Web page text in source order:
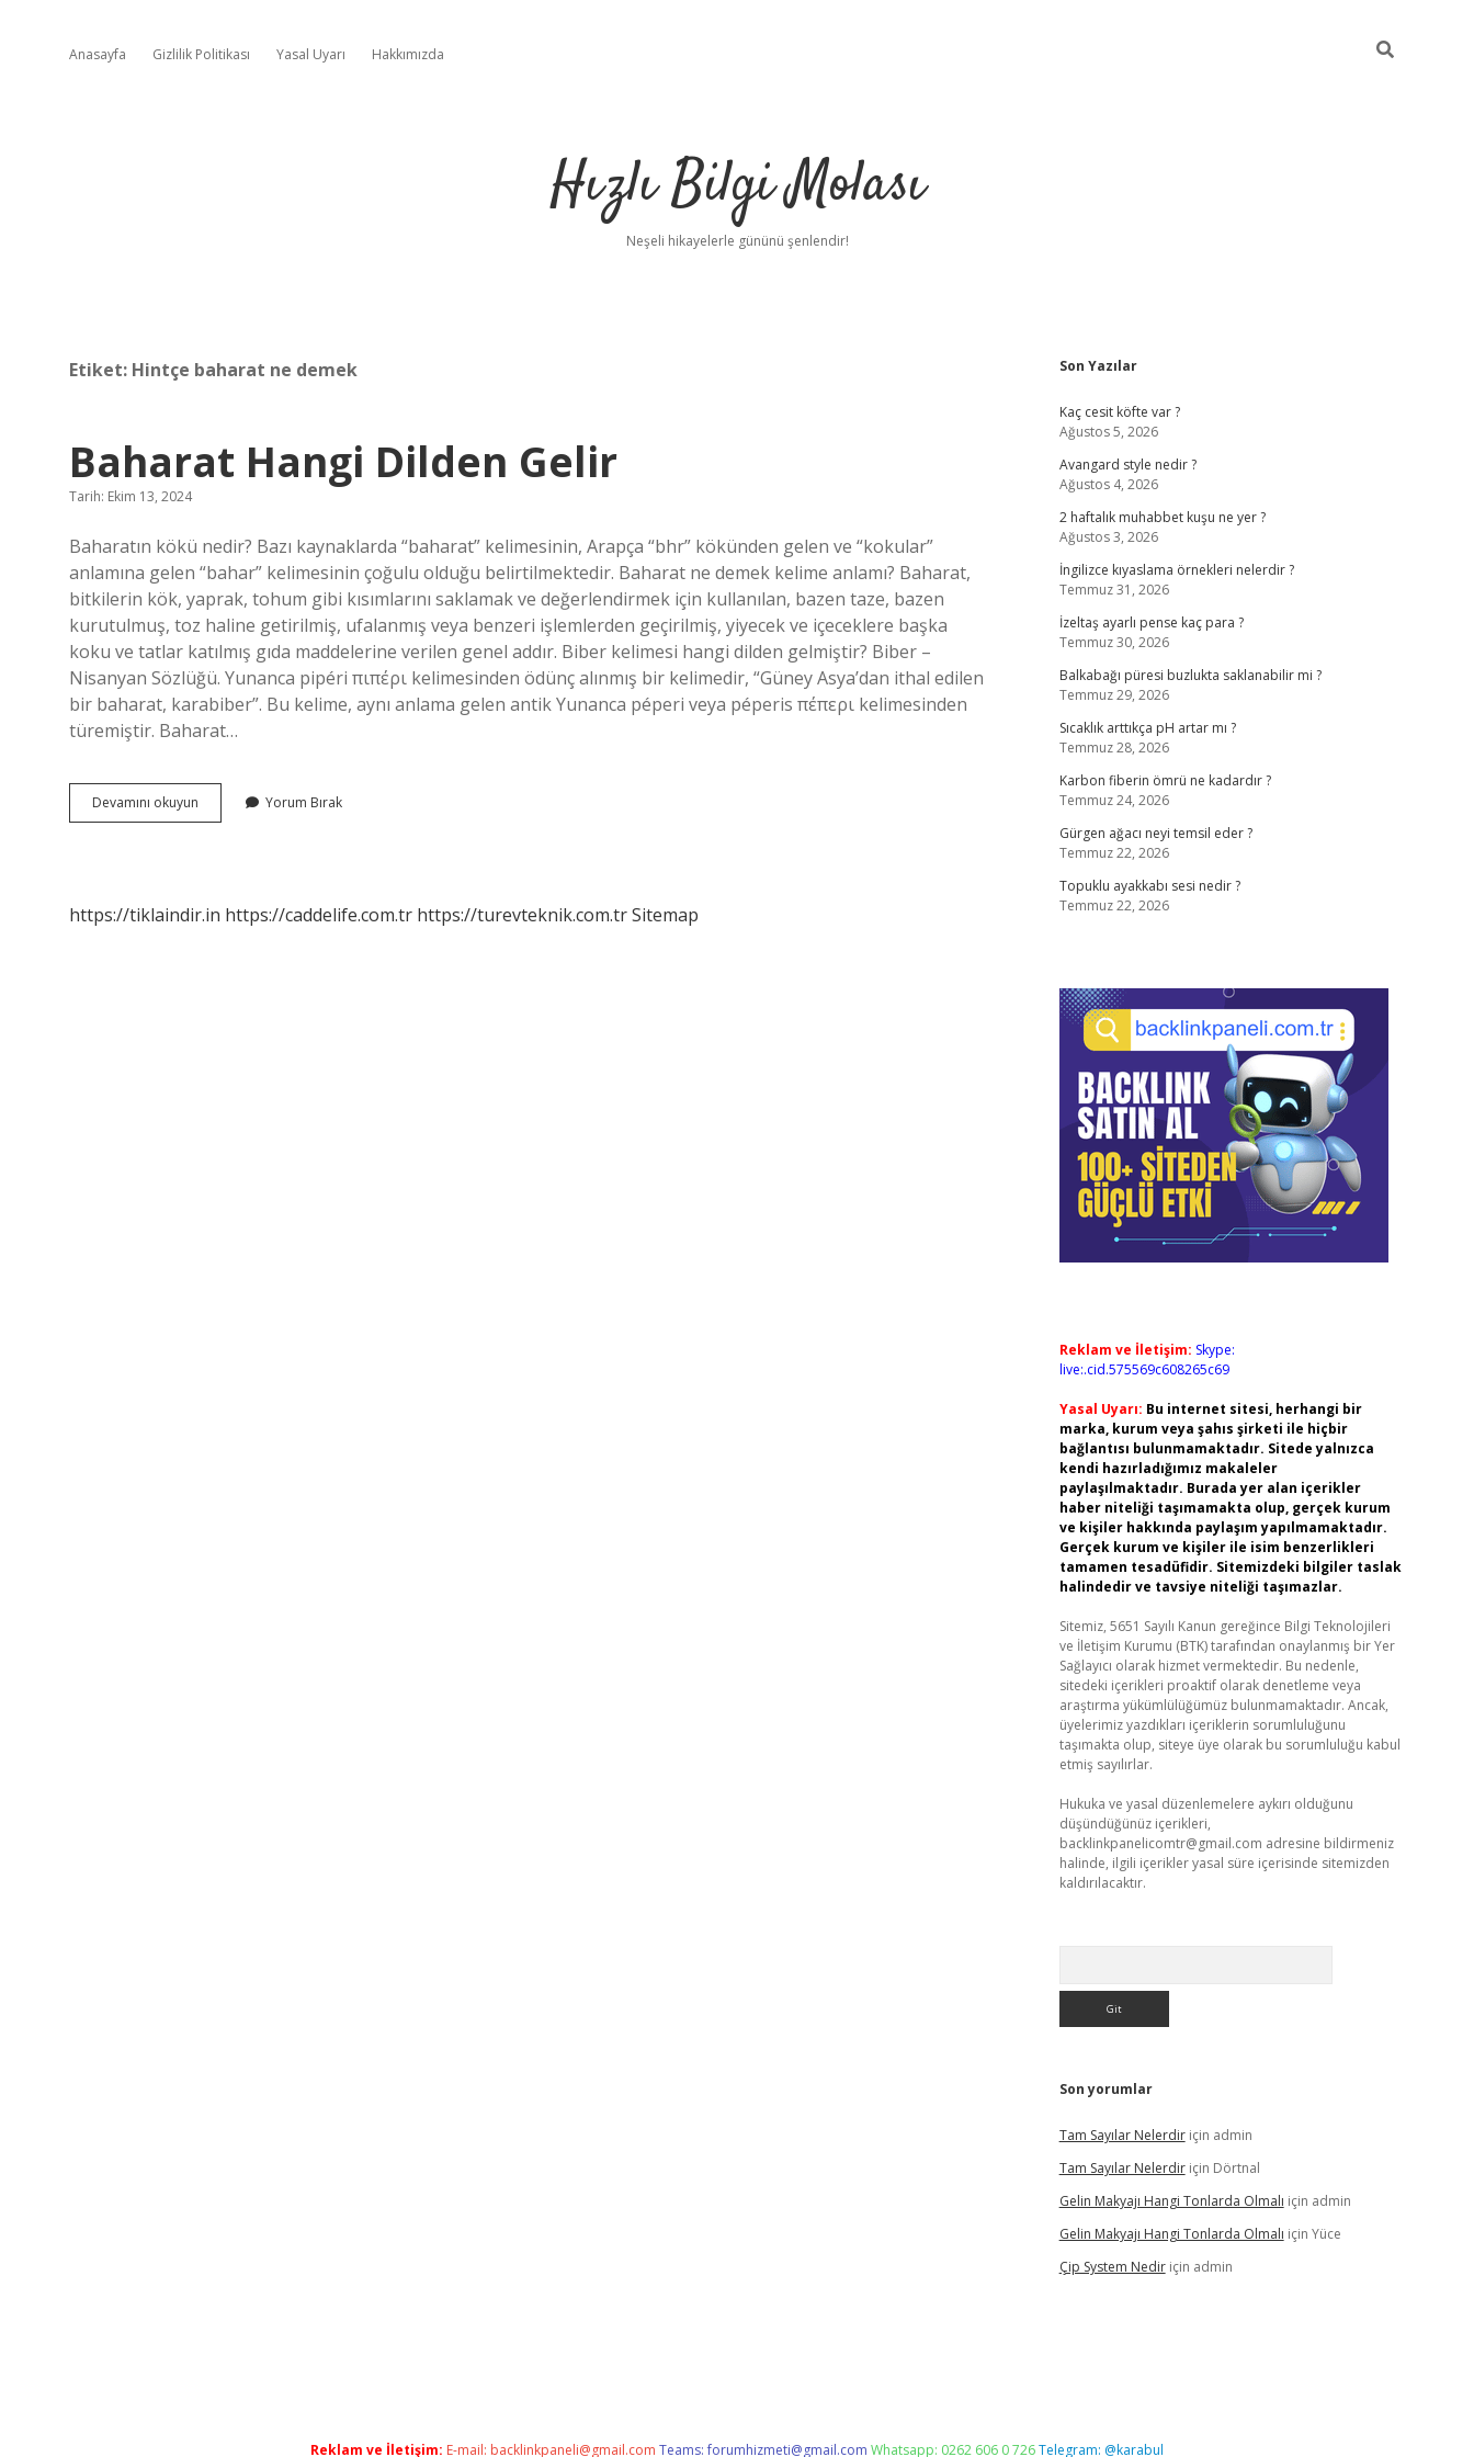
Anasayfa Gizlilik Politikası Yasal Uyarı Hakkımızda
Hızlı Bilgi Molası
Neşeli hikayelerle gününü şenlendir!
Etiket: Hintçe baharat ne demek
Baharat Hangi Dilden Gelir
Tarih: Ekim 13, 2024
Baharatın kökü nedir? Bazı kaynaklarda “baharat” kelimesinin, Arapça “bhr” kökünden gelen ve “kokular”
anlamına gelen “bahar” kelimesinin çoğulu olduğu belirtilmektedir. Baharat ne demek kelime anlamı? Baharat,
bitkilerin kök, yaprak, tohum gibi kısımlarını saklamak ve değerlendirmek için kullanılan, bazen taze, bazen
kurutulmuş, toz haline getirilmiş, ufalanmış veya benzeri işlemlerden geçirilmiş, yiyecek ve içeceklere başka
koku ve tatlar katılmış gıda maddelerine verilen genel addır. Biber kelimesi hangi dilden gelmiştir? Biber –
Nisanyan Sözlüğü. Yunanca pipéri πιπέρι kelimesinden ödünç alınmış bir kelimedir, “Güney Asya’dan ithal edilen
bir baharat, karabiber”. Bu kelime, aynı anlama gelen antik Yunanca péperi veya péperis πέπερι kelimesinden
türemiştir. Baharat…
Devamını okuyun Baharat
Hangi
Yorum Bırak
https://tiklaindir.in https://caddelife.com.tr https://turevteknik.com.trSitemap
Sidebar
Son Yazılar
Kaç cesit köfte var ?
Ağustos 5, 2026
Avangard style nedir ?
Ağustos 4, 2026
2 haftalık muhabbet kuşu ne yer ?
Ağustos 3, 2026
İngilizce kıyaslama örnekleri nelerdir ?
Temmuz 31, 2026
İzeltaş ayarlı pense kaç para ?
Temmuz 30, 2026
Balkabağı püresi buzlukta saklanabilir mi ?
Temmuz 29, 2026
Sıcaklık arttıkça pH artar mı ?
Temmuz 28, 2026
Karbon fiberin ömrü ne kadardır ?
Temmuz 24, 2026
Gürgen ağacı neyi temsil eder ?
Temmuz 22, 2026
Topuklu ayakkabı sesi nedir ?
Temmuz 22, 2026
Reklam ve İletişim: Skype:
live:.cid.575569c608265c69
Yasal Uyarı: Bu internet sitesi, herhangi bir
marka, kurum veya şahıs şirketi ile hiçbir
bağlantısı bulunmamaktadır. Sitede yalnızca
kendi hazırladığımız makaleler
paylaşılmaktadır. Burada yer alan içerikler
haber niteliği taşımamakta olup, gerçek kurum
ve kişiler hakkında paylaşım yapılmamaktadır.
Gerçek kurum ve kişiler ile isim benzerlikleri
tamamen tesadüfidir. Sitemizdeki bilgiler taslak
halindedir ve tavsiye niteliği taşımazlar.
Sitemiz, 5651 Sayılı Kanun gereğince Bilgi Teknolojileri
ve İletişim Kurumu (BTK) tarafından onaylanmış bir Yer
Sağlayıcı olarak hizmet vermektedir. Bu nedenle,
sitedeki içerikleri proaktif olarak denetleme veya
araştırma yükümlülüğümüz bulunmamaktadır. Ancak,
üyelerimiz yazdıkları içeriklerin sorumluluğunu
taşımakta olup, siteye üye olarak bu sorumluluğu kabul
etmiş sayılırlar.
Hukuka ve yasal düzenlemelere aykırı olduğunu
düşündüğünüz içerikleri,
backlinkpanelicomtr@gmail.com adresine bildirmeniz
halinde, ilgili içerikler yasal süre içerisinde sitemizden
kaldırılacaktır.
Son yorumlar
Tam Sayılar Nelerdiriçin admin
Tam Sayılar Nelerdiriçin Dörtnal
Gelin Makyajı Hangi Tonlarda Olmalı için admin
Gelin Makyajı Hangi Tonlarda Olmalı için Yüce
Çip System Nediriçin admin
Reklam ve İletişim: E-mail: backlinkpaneli@gmail.com Teams:forumhizmeti@gmail.com Whatsapp: 0262 606 0 726Telegram: @karabul